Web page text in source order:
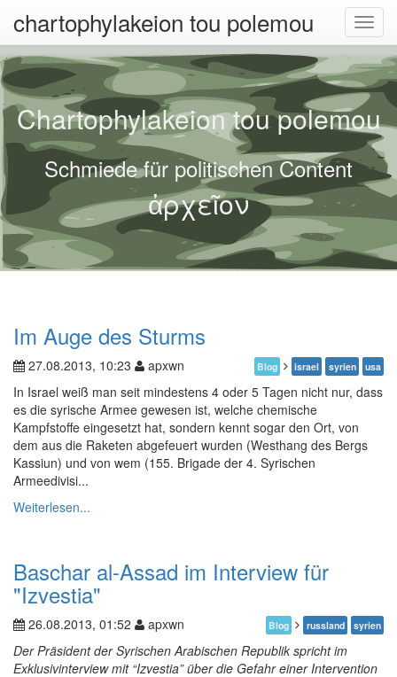
chartophylakeion tou polemou
Chartophylakeion tou polemou
Schmiede für politischen Content
ἀρχεῖον
Im Auge des Sturms
27.08.2013, 10:23 apxwn Blog israel syrien usa
In Israel weiß man seit mindestens 4 oder 5 Tagen nicht nur, dass
es die syrische Armee gewesen ist, welche chemische
Kampfstoffe eingesetzt hat, sondern kennt sogar den Ort, von
dem aus die Raketen abgefeuert wurden (Westhang des Bergs
Kassiun) und von wem (155. Brigade der 4. Syrischen
Armeedivisi...
Weiterlesen...
Baschar al-Assad im Interview für
"Izvestia"
26.08.2013, 01:52 apxwn Blog russland syrien
Der Präsident der Syrischen Arabischen Republik spricht im
Exklusivinterview mit “Izvestia” über die Gefahr einer Intervention